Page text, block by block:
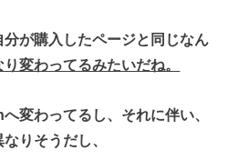
分が購入したページと同じなん
変わってるみたいだね。
変わってるし、それに伴い、
りそうだし、